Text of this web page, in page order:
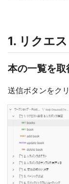
1. リクエ
本の一覧を取
送信ボタンをク